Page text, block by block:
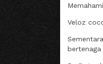
Veloz